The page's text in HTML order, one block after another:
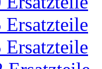
Ersatzteile
Ersatzteile